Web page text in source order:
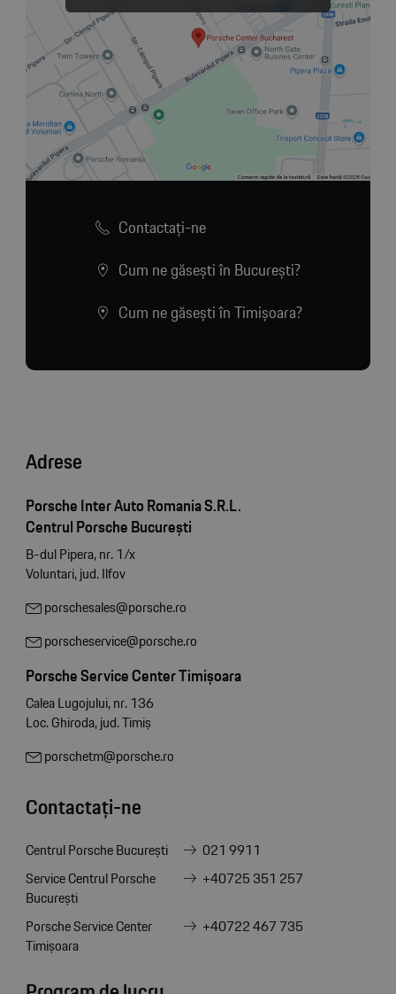
Contactaţi-ne
Cum ne găsești în București?
Cum ne găsești în Timișoara?
Adrese
Porsche Inter Auto Romania S.R.L.
Centrul Porsche București
B-dul Pipera, nr. 1/x
Voluntari, jud. Ilfov
porschesales@porsche.ro
porscheservice@porsche.ro
Porsche Service Center Timișoara
Calea Lugojului, nr. 136
Loc. Ghiroda, jud. Timiș
porschetm@porsche.ro
Contactați-ne
Centrul Porsche București
021 9911
Service Centrul Porsche
București
+40725 351 257
Porsche Service Center
Timișoara
+40722 467 735